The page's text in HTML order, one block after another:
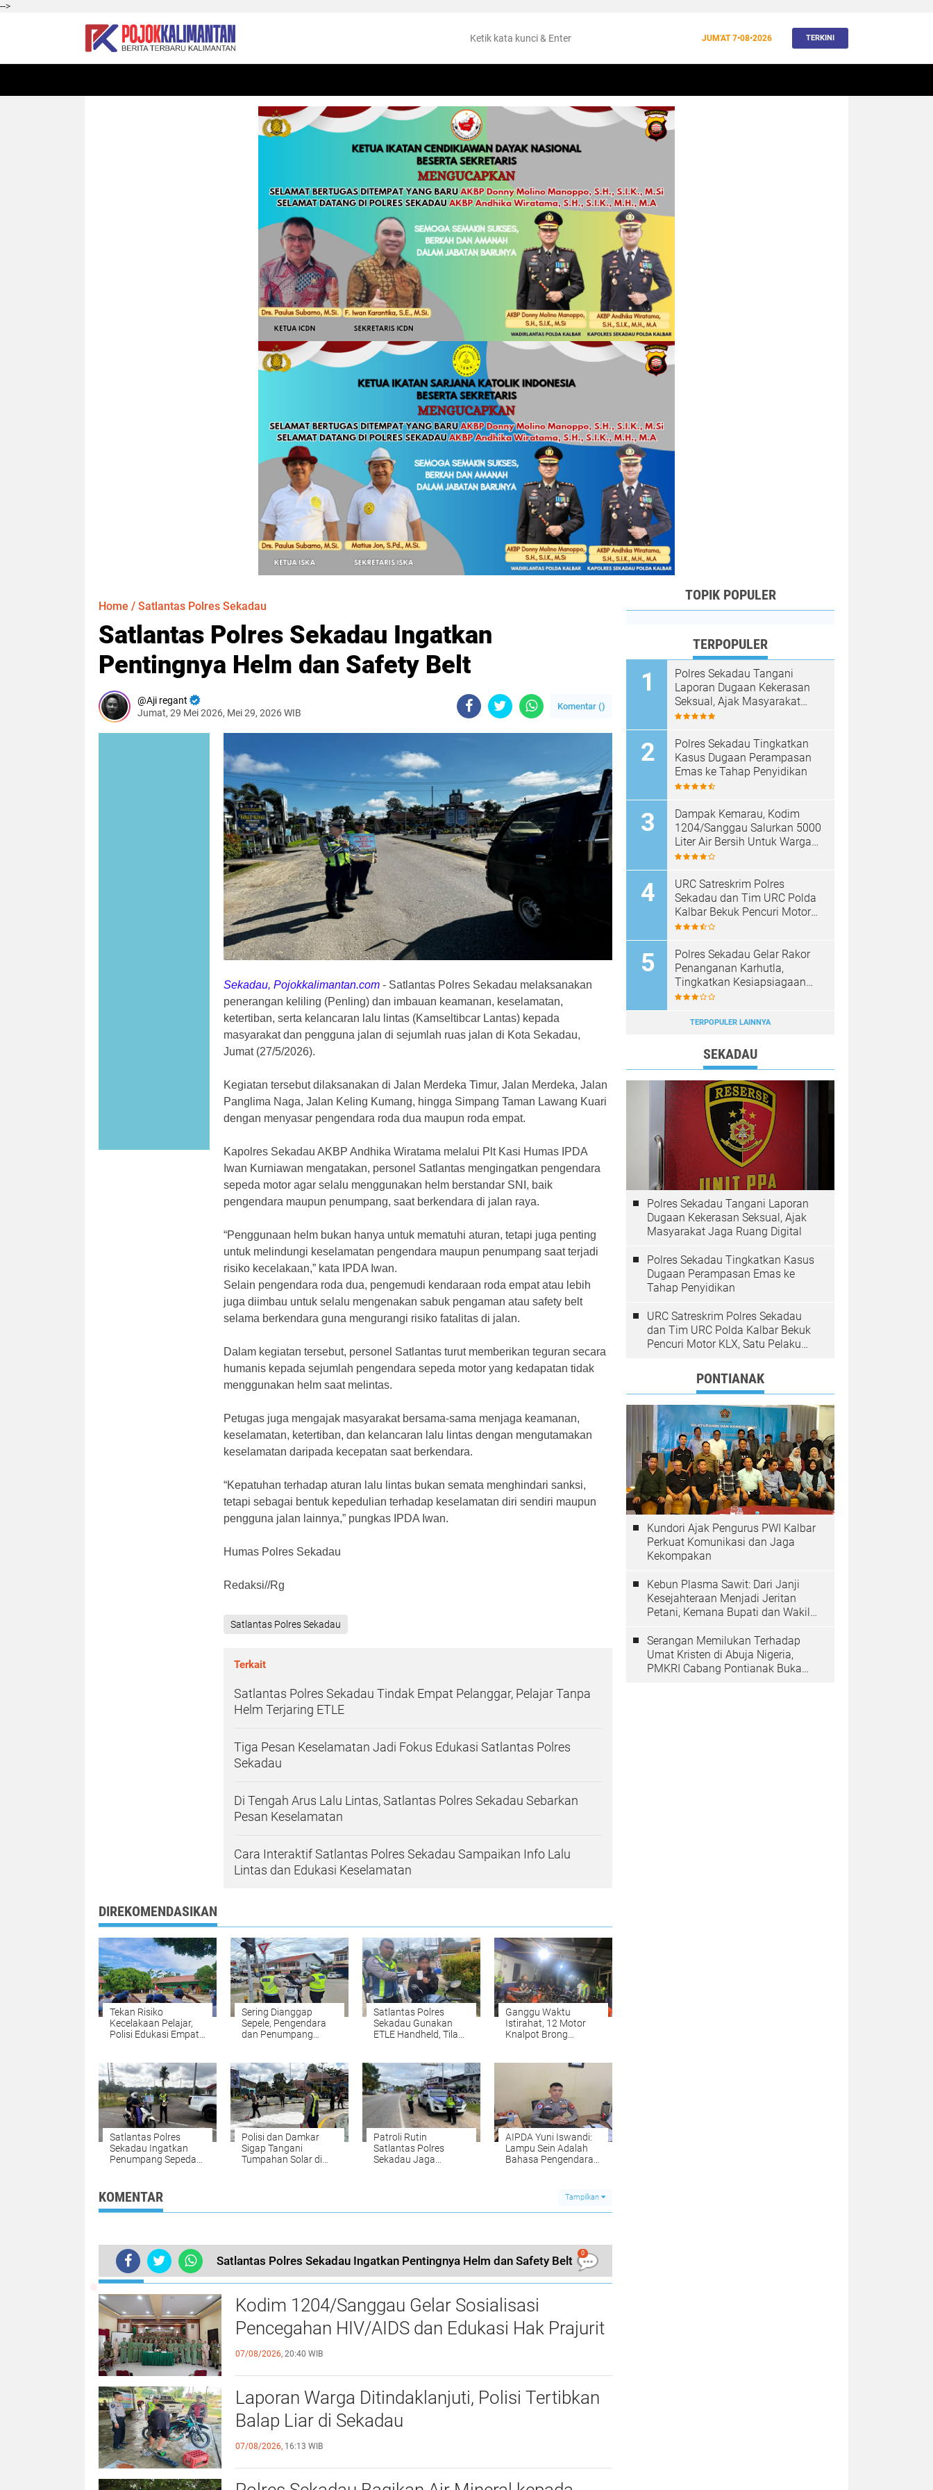
-->
JUM'AT7•08•2026 TERKINI
Home / Satlantas Polres Sekadau
Satlantas Polres Sekadau Ingatkan
Pentingnya Helm dan Safety Belt
Aji regant
Jumat, 29 Mei 2026, Mei 29, 2026 WIB
Komentar ()
Sekadau, Pojokkalimantan.com - Satlantas Polres Sekadau melaksanakan
penerangan keliling (Penling) dan imbauan keamanan, keselamatan,
ketertiban, serta kelancaran lalu lintas (Kamseltibcar Lantas) kepada
masyarakat dan pengguna jalan di sejumlah ruas jalan di Kota Sekadau,
Jumat (27/5/2026).
Kegiatan tersebut dilaksanakan di Jalan Merdeka Timur, Jalan Merdeka, Jalan
Panglima Naga, Jalan Keling Kumang, hingga Simpang Taman Lawang Kuari
dengan menyasar pengendara roda dua maupun roda empat.
Kapolres Sekadau AKBP Andhika Wiratama melalui Plt Kasi Humas IPDA
Iwan Kurniawan mengatakan, personel Satlantas mengingatkan pengendara
sepeda motor agar selalu menggunakan helm berstandar SNI, baik
pengendara maupun penumpang, saat berkendara di jalan raya.
“Penggunaan helm bukan hanya untuk mematuhi aturan, tetapi juga penting
untuk melindungi keselamatan pengendara maupun penumpang saat terjadi
risiko kecelakaan,” kata IPDA Iwan.
Selain pengendara roda dua, pengemudi kendaraan roda empat atau lebih
juga diimbau untuk selalu mengenakan sabuk pengaman atau safety belt
selama berkendara guna mengurangi risiko fatalitas di jalan.
Dalam kegiatan tersebut, personel Satlantas turut memberikan teguran secara
humanis kepada sejumlah pengendara sepeda motor yang kedapatan tidak
menggunakan helm saat melintas.
Petugas juga mengajak masyarakat bersama-sama menjaga keamanan,
keselamatan, ketertiban, dan kelancaran lalu lintas dengan mengutamakan
keselamatan daripada kecepatan saat berkendara.
“Kepatuhan terhadap aturan lalu lintas bukan semata menghindari sanksi,
tetapi sebagai bentuk kepedulian terhadap keselamatan diri sendiri maupun
pengguna jalan lainnya,” pungkas IPDA Iwan.
Humas Polres Sekadau
Redaksi//Rg
Satlantas Polres Sekadau
Terkait
Satlantas Polres Sekadau Tindak Empat Pelanggar, Pelajar Tanpa
Helm Terjaring ETLE
Tiga Pesan Keselamatan Jadi Fokus Edukasi Satlantas Polres
Sekadau
Di Tengah Arus Lalu Lintas, Satlantas Polres Sekadau Sebarkan
Pesan Keselamatan
Cara Interaktif Satlantas Polres Sekadau Sampaikan Info Lalu
Lintas dan Edukasi Keselamatan
DIREKOMENDASIKAN
Tekan Risiko
Kecelakaan Pelajar,
Polisi Edukasi Empat
Sering Dianggap
Sepele, Pengendara
dan Penumpang
Satlantas Polres
Sekadau Gunakan
ETLE Handheld, Tilang
Ganggu Waktu
Istirahat, 12 Motor
Knalpot Brong
Satlantas Polres
Sekadau Ingatkan
Penumpang Sepeda
Polisi dan Damkar
Sigap Tangani
Tumpahan Solar di
Patroli Rutin
Satlantas Polres
Sekadau Jaga
AIPDA Yuni Iswandi:
Lampu Sein Adalah
Bahasa Pengendara
KOMENTAR Tampilkan
Satlantas Polres Sekadau Ingatkan Pentingnya Helm dan Safety Belt
0
TERKINI
Kodim 1204/Sanggau Gelar Sosialisasi
Pencegahan HIV/AIDS dan Edukasi Hak Prajurit
07/08/2026, 20:40 WIB
Laporan Warga Ditindaklanjuti, Polisi Tertibkan
Balap Liar di Sekadau
07/08/2026, 16:13 WIB
TOPIK POPULER
TERPOPULER
Polres Sekadau Tangani
Laporan Dugaan Kekerasan
Seksual, Ajak Masyarakat
Jaga Ruang Digital
Polres Sekadau Tingkatkan
Kasus Dugaan Perampasan
Emas ke Tahap Penyidikan
Dampak Kemarau, Kodim
1204/Sanggau Salurkan 5000
Liter Air Bersih Untuk Warga
Desa Entakai
URC Satreskrim Polres
Sekadau dan Tim URC Polda
Kalbar Bekuk Pencuri Motor
KLX, Satu Pelaku Masih
Polres Sekadau Gelar Rakor
Penanganan Karhutla,
Tingkatkan Kesiapsiagaan
Jajaran
TERPOPULER LAINNYA
SEKADAU
Polres Sekadau Tangani Laporan
Dugaan Kekerasan Seksual, Ajak
Masyarakat Jaga Ruang Digital
Polres Sekadau Tingkatkan Kasus
Dugaan Perampasan Emas ke
Tahap Penyidikan
URC Satreskrim Polres Sekadau
dan Tim URC Polda Kalbar Bekuk
Pencuri Motor KLX, Satu Pelaku
PONTIANAK
Kundori Ajak Pengurus PWI Kalbar
Perkuat Komunikasi dan Jaga
Kekompakan
Kebun Plasma Sawit: Dari Janji
Kesejahteraan Menjadi Jeritan
Petani, Kemana Bupati dan Wakil
Serangan Memilukan Terhadap
Umat Kristen di Abuja Nigeria,
PMKRI Cabang Pontianak Buka